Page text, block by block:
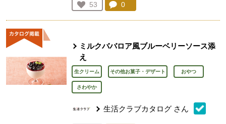
お気に入り登録：
53
人が登録
コメント：
0
ミルクババロア風ブルーベリーソース添
え
生クリーム その他お菓子・デザート おやつ
さわやか
生活クラブカタログ さん